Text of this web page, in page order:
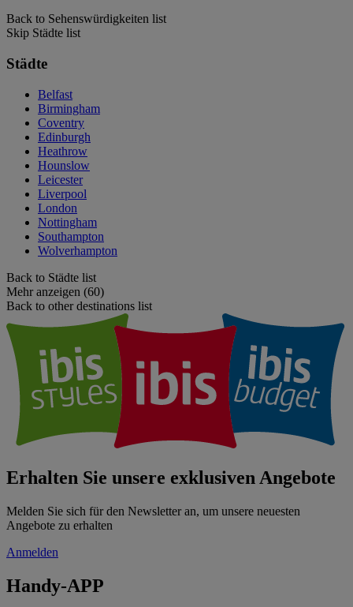
Back to Sehenswürdigkeiten list
Skip Städte list
Städte
Belfast
Birmingham
Coventry
Edinburgh
Heathrow
Hounslow
Leicester
Liverpool
London
Nottingham
Southampton
Wolverhampton
Back to Städte list
Mehr anzeigen (60)
Back to other destinations list
Erhalten Sie unsere exklusiven Angebote
Melden Sie sich für den Newsletter an, um unsere neuesten
Angebote zu erhalten
Anmelden
Handy-APP